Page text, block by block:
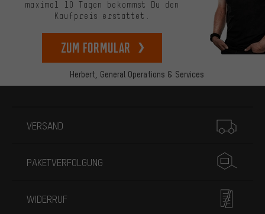
Herbert, General Operations & Services
maximal 10 Tagen bekommst Du den
Kaufpreis erstattet.
zum Formular
VERSAND
PAKETVERFOLGUNG
WIDERRUF